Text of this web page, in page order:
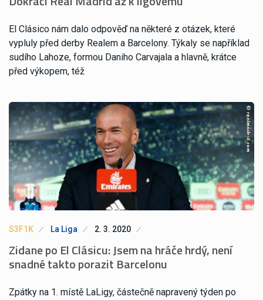
El Clásico nám dalo odpověď na některé z otázek, které
vypluly před derby Realem a Barcelony. Týkaly se například
sudího Lahoze, formou Daniho Carvajala a hlavně, krátce
před výkopem, též
S3F1K La Liga 2. 3. 2020
Zidane po El Clásicu: Jsem na hráče hrdý, není
snadné takto porazit Barcelonu
Zpátky na 1. místě LaLigy, částečně napravený týden po